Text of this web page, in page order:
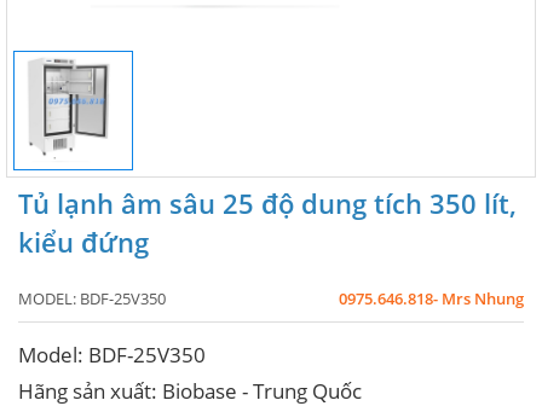
Tủ lạnh âm sâu 25 độ dung tích 350 lít,
kiểu đứng
MODEL: BDF-25V350 0975.646.818- Mrs Nhung
Model: BDF-25V350
Hãng sản xuất: Biobase - Trung Quốc